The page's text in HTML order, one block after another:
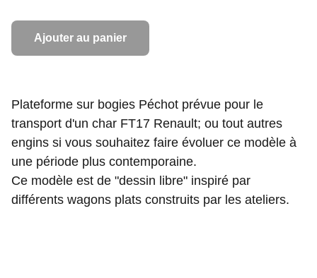
Ajouter au panier
Plateforme sur bogies Péchot prévue pour le
transport d'un char FT17 Renault; ou tout autres
engins si vous souhaitez faire évoluer ce modèle à
une période plus contemporaine.
Ce modèle est de "dessin libre" inspiré par
différents wagons plats construits par les ateliers.